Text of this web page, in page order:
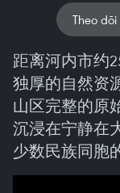
Theo dõi
距离河内市约
独厚的自然资
山区完整的原
沉浸在宁静在
少数民族同胞